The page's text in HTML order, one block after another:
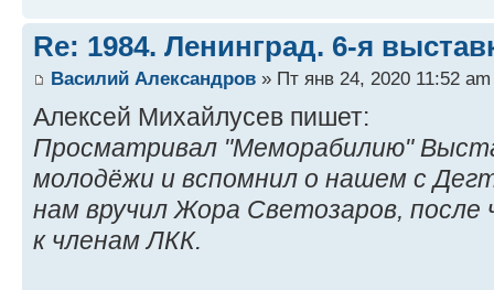
Re: 1984. Ленинград. 6-я
Василий Александров » Пт янв 24, 2020 11:52 am
Алексей Михайлусев пишет:
Просматривал "Меморабилию"
молодёжи и вспомнил о нашем с
нам вручил Жора Светозаров, после
к членам ЛКК.